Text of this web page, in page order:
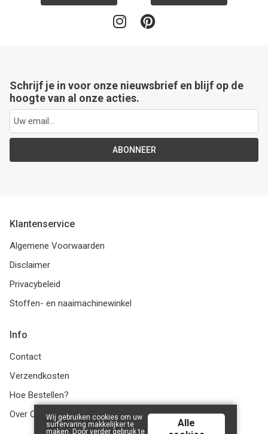
Schrijf je in voor onze nieuwsbrief en blijf op de
hoogte van al onze acties.
ABONNEER
Klantenservice
Algemene Voorwaarden
Disclaimer
Privacybeleid
Stoffen- en naaimachinewinkel
Info
Contact
Verzendkosten
Hoe Bestellen?
Over Ons
Wij gebruiken cookies om uw
surfervaring makkelijker te
maken. Door verder gebruik te
Alle